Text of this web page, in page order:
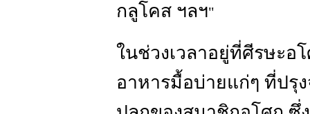
กลูโคส ฯลฯ"
ในช่วงเวลาอยู่ที่ศีรษะอ
อาหารมื้อบ่ายแก่ๆ ที่ปรุ